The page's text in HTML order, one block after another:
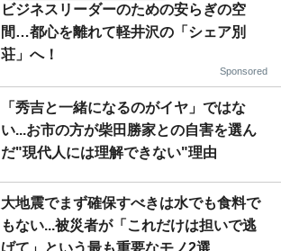
ビジネスリーダーのための安らぎの空
間…都心を離れて軽井沢の「シェア別
荘」へ！
Sponsored
「秀吉と一緒になるのがイヤ」ではな
い...お市の方が柴田勝家との自害を選ん
だ"現代人には理解できない"理由
大地震でまず確保すべきは水でも食料で
もない...被災者が「これだけは担いで逃
げて」という最も重要なモノ2選